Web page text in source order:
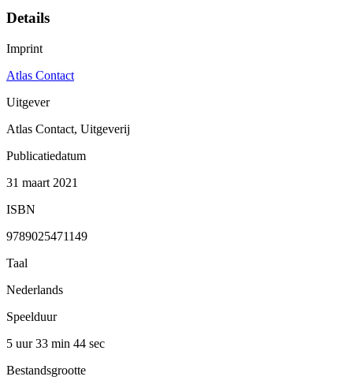
Details
Imprint
Atlas Contact
Uitgever
Atlas Contact, Uitgeverij
Publicatiedatum
31 maart 2021
ISBN
9789025471149
Taal
Nederlands
Speelduur
5 uur 33 min 44 sec
Bestandsgrootte